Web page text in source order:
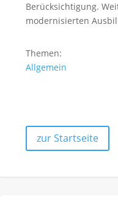
Berücksichtigung.
modernisierten
Themen:
Allgemein
zur Startseite